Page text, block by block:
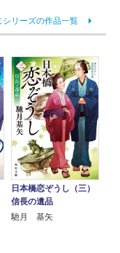
シリーズの作品一覧
日本橋恋ぞうし（三）
信長の遺品
馳月 基矢